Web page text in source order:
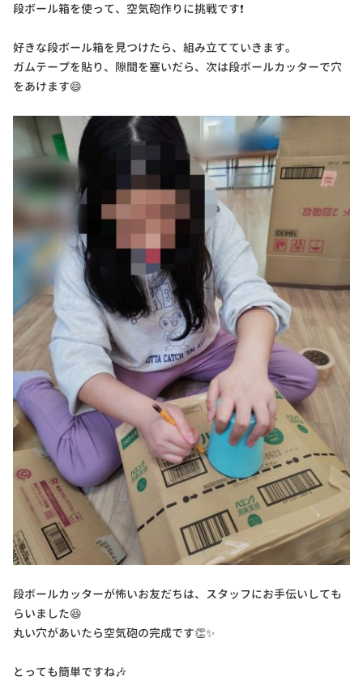
段ボール箱を使って、空気砲作りに挑戦です❗
好きな段ボール箱を見つけたら、組み立てていきます。
ガムテープを貼り、隙間を塞いだら、次は段ボールカッターで穴
をあけます😄
段ボールカッターが怖いお友だちは、スタッフにお手伝いしても
らいました😆
丸い穴があいたら空気砲の完成です👏✨
とっても簡単ですね🎶